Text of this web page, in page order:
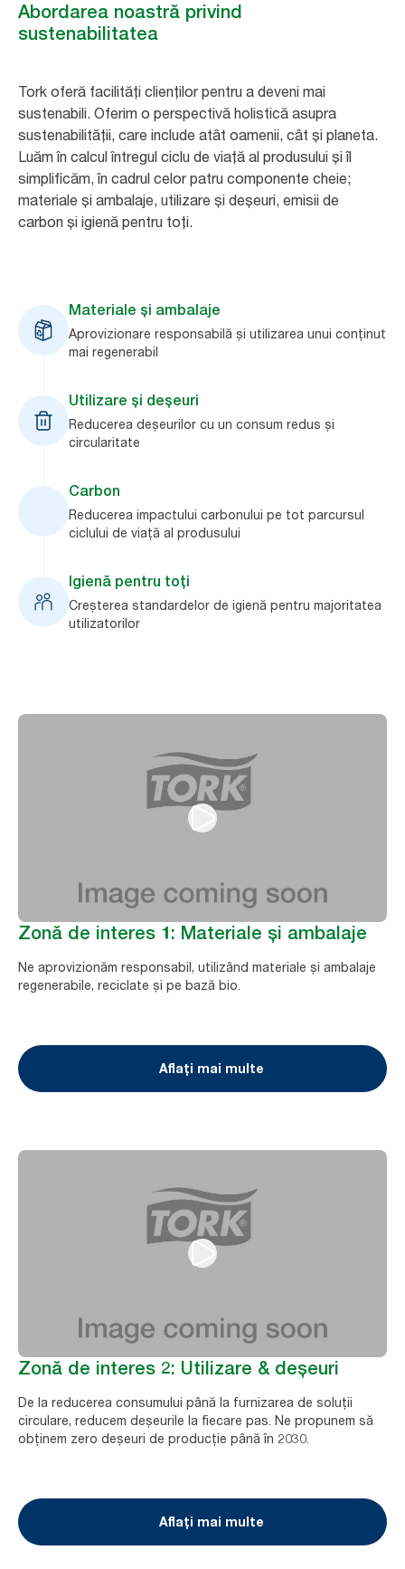
Abordarea noastră privind
sustenabilitatea
Tork oferă facilități clienților pentru a deveni mai
sustenabili. Oferim o perspectivă holistică asupra
sustenabilității, care include atât oamenii, cât și planeta.
Luăm în calcul întregul ciclu de viață al produsului și îl
simplificăm, în cadrul celor patru componente cheie;
materiale și ambalaje, utilizare și deșeuri, emisii de
carbon și igienă pentru toți.
Materiale și ambalaje
Aprovizionare responsabilă și utilizarea unui conținut
mai regenerabil
Utilizare și deșeuri
Reducerea deșeurilor cu un consum redus și
circularitate
Carbon
Reducerea impactului carbonului pe tot parcursul
ciclului de viață al produsului
Igienă pentru toți
Creșterea standardelor de igienă pentru majoritatea
utilizatorilor
Zonă de interes 1: Materiale și ambalaje
Ne aprovizionăm responsabil, utilizând materiale și ambalaje
regenerabile, reciclate și pe bază bio.
Aflați mai multe
Zonă de interes 2: Utilizare & deșeuri
De la reducerea consumului până la furnizarea de soluții
circulare, reducem deșeurile la fiecare pas. Ne propunem să
obținem zero deșeuri de producție până în 2030.
Aflați mai multe